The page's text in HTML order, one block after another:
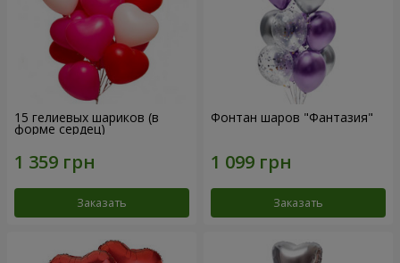
15 гелиевых шариков (в
форме сердец)
Заказать
Фонтан шаров "Фантазия"
Заказать